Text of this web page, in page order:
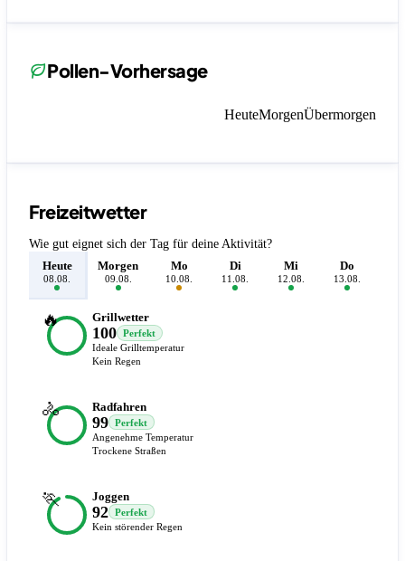
Pollen-Vorhersage
HeuteMorgenÜbermorgen
Freizeitwetter
Wie gut eignet sich der Tag für deine Aktivität?
Heute
08.08.
Morgen
09.08.
Mo
10.08.
Di
11.08.
Mi
12.08.
Do
13.08.
🔥 Grillwetter
100
Perfekt
Ideale Grilltemperatur
Kein Regen
🚴 Radfahren
99
Perfekt
Angenehme Temperatur
Trockene Straßen
🏃 Joggen
92
Perfekt
Kein störender Regen